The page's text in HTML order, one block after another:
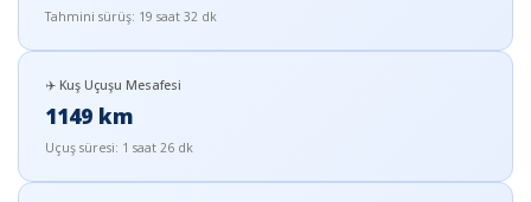
Tahmini sürüş: 19 saat 32 dk
✈️ Kuş Uçuşu Mesafesi
1149 km
Uçuş süresi: 1 saat 26 dk